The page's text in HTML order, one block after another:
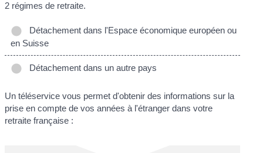
2 régimes de retraite.
Détachement dans l'Espace économique européen ou
en Suisse
Détachement dans un autre pays
Un téléservice vous permet d'obtenir des informations sur la
prise en compte de vos années à l'étranger dans votre
retraite française :